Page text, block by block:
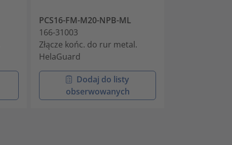
PCS16-FM-M20-NPB-ML
166-31003
Złącze końc. do rur metal.
HelaGuard
Dodaj do listy
obserwowanych